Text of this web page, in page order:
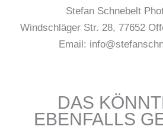
Stefan Schnebelt
Windschläger Str. 28, 77652
Email:
DAS
EBENFALLS